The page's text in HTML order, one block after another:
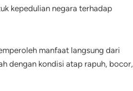
kepedulian negara terhadap
manfaat langsung dari
dengan kondisi atap rapuh, bocor,